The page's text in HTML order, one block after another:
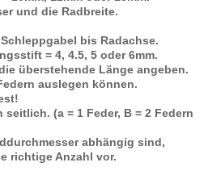
und die Radbreite.
bis Radachse.
= 4, 4.5, 5 oder 6mm.
überstehende Länge angeben.
auslegen können.
seitlich. (a = 1 Feder, B = 2 Federn
abhängig sind,
richtige Anzahl vor.